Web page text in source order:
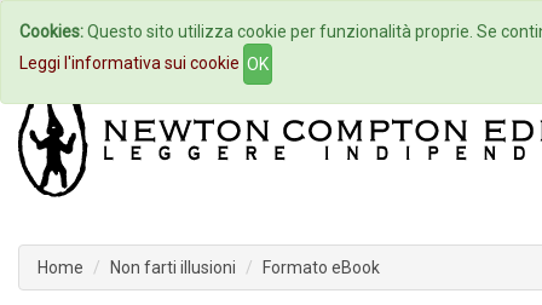
Home Autori Eventi
Home Non farti illusioni Formato eBook
Cookies:Questo sito utilizza cookie per funzionalità proprie. Se
Leggi l'informativa sui cookie OK